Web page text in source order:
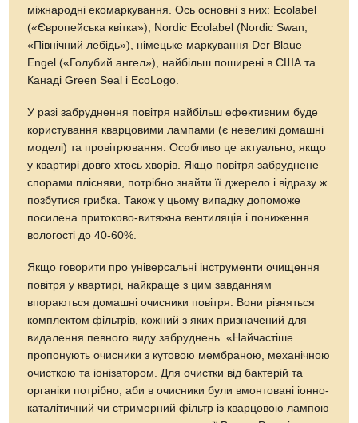
міжнародні екомаркування. Ось основні з них: Ecolabel
(«Європейська квітка»), Nordic Ecolabel (Nordic Swan,
«Північний лебідь»), німецьке маркування Der Blaue
Engel («Голубий ангел»), найбільш поширені в США та
Канаді Green Seal і EcoLogo.
У разі забруднення повітря найбільш ефективним буде
користування кварцовими лампами (є невеликі домашні
моделі) та провітрювання. Особливо це актуально, якщо
у квартирі довго хтось хворів. Якщо повітря забруднене
спорами плісняви, потрібно знайти її джерело і відразу ж
позбутися грибка. Також у цьому випадку допоможе
посилена притоково-витяжна вентиляція і пониження
вологості до 40-60%.
Якщо говорити про універсальні інструменти очищення
повітря у квартирі, найкраще з цим завданням
впораються домашні очисники повітря. Вони різняться
комплектом фільтрів, кожний з яких призначений для
видалення певного виду забруднень. «Найчастіше
пропонують очисники з кутовою мембраною, механічною
очисткою та іонізатором. Для очистки від бактерій та
органіки потрібно, аби в очисники були вмонтовані іонно-
каталітичний чи стримерний фільтр із кварцовою лампою